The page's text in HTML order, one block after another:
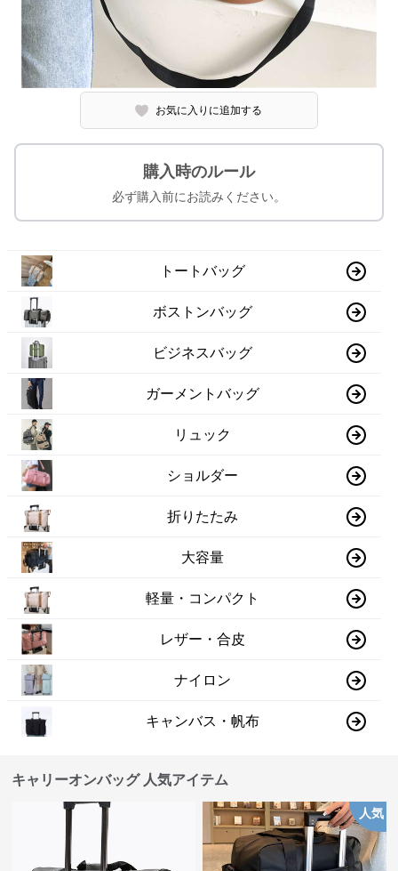
お気に入りに追加する
購入時のルール
必ず購入前にお読みください。
トートバッグ
ボストンバッグ
ビジネスバッグ
ガーメントバッグ
リュック
ショルダー
折りたたみ
大容量
軽量・コンパクト
レザー・合皮
ナイロン
キャンバス・帆布
キャリーオンバッグ 人気アイテム
人気